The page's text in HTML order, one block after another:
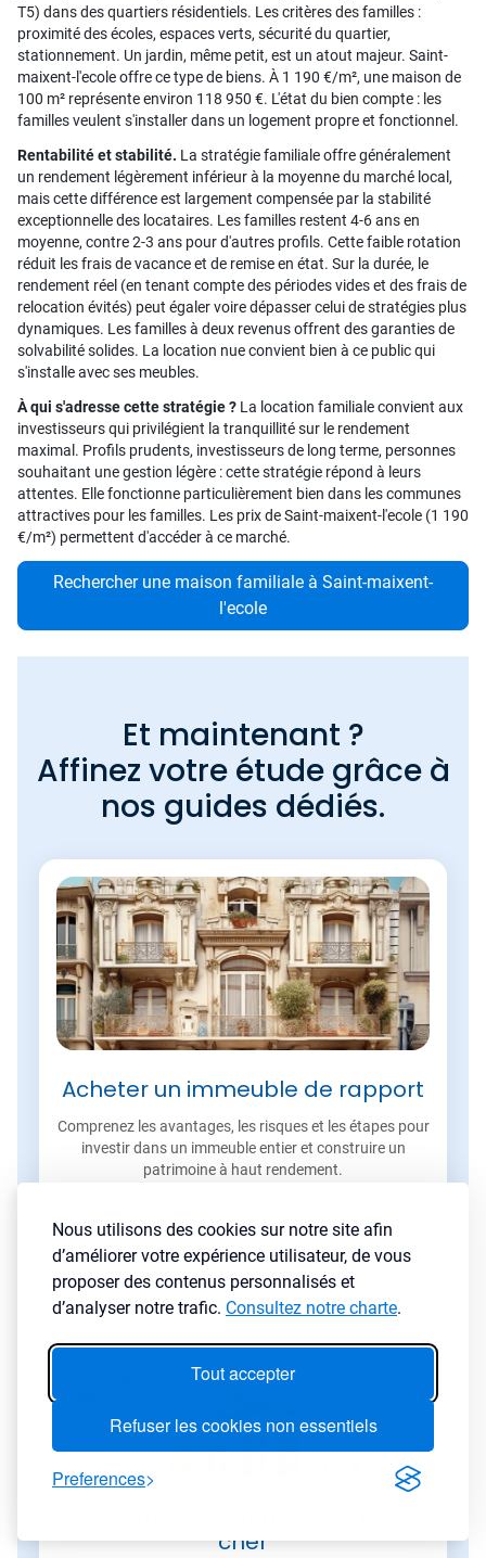
Nous utilisons des cookies sur notre site afin
d’améliorer votre expérience utilisateur, de vous
proposer des contenus personnalisés et
d’analyser notre trafic. Consultez notre charte.
Tout accepter
Refuser les cookies non essentiels
Preferences
T5) dans des quartiers résidentiels. Les critères des familles :
proximité des écoles, espaces verts, sécurité du quartier,
stationnement. Un jardin, même petit, est un atout majeur. Saint-
maixent-l'ecole offre ce type de biens. À 1 190 €/m², une maison de
100 m² représente environ 118 950 €. L'état du bien compte : les
familles veulent s'installer dans un logement propre et fonctionnel.
Rentabilité et stabilité. La stratégie familiale offre généralement
un rendement légèrement inférieur à la moyenne du marché local,
mais cette différence est largement compensée par la stabilité
exceptionnelle des locataires. Les familles restent 4-6 ans en
moyenne, contre 2-3 ans pour d'autres profils. Cette faible rotation
réduit les frais de vacance et de remise en état. Sur la durée, le
rendement réel (en tenant compte des périodes vides et des frais de
relocation évités) peut égaler voire dépasser celui de stratégies plus
dynamiques. Les familles à deux revenus offrent des garanties de
solvabilité solides. La location nue convient bien à ce public qui
s'installe avec ses meubles.
À qui s'adresse cette stratégie ? La location familiale convient aux
investisseurs qui privilégient la tranquillité sur le rendement
maximal. Profils prudents, investisseurs de long terme, personnes
souhaitant une gestion légère : cette stratégie répond à leurs
attentes. Elle fonctionne particulièrement bien dans les communes
attractives pour les familles. Les prix de Saint-maixent-l'ecole (1 190
€/m²) permettent d'accéder à ce marché.
Rechercher une maison familiale à Saint-maixent-
l'ecole
Et maintenant ?
Affinez votre étude grâce à
nos guides dédiés.
Acheter un immeuble de rapport
Comprenez les avantages, les risques et les étapes pour
investir dans un immeuble entier et construire un
patrimoine à haut rendement.
cher